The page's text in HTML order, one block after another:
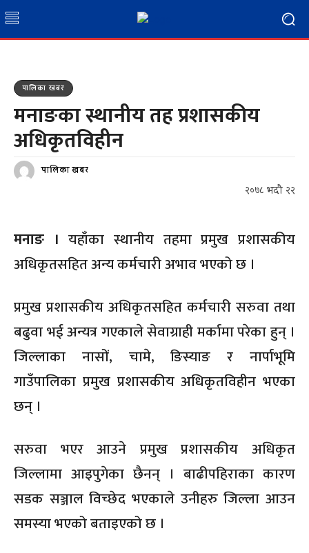
पालिका खबर
मनाङका स्थानीय तह प्रशासकीय
अधिकृतविहीन
पालिका खबर
२०७८ भदौ २२
मनाङ । यहाँका स्थानीय तहमा प्रमुख प्रशासकीय
अधिकृतसहित अन्य कर्मचारी अभाव भएको छ ।
प्रमुख प्रशासकीय अधिकृतसहित कर्मचारी सरुवा तथा
बढुवा भई अन्यत्र गएकाले सेवाग्राही मर्कामा परेका हुन् ।
जिल्लाका नासों, चामे, ङिस्याङ र नार्पाभूमि
गाउँपालिका प्रमुख प्रशासकीय अधिकृतविहीन भएका
छन् ।
सरुवा भएर आउने प्रमुख प्रशासकीय अधिकृत
जिल्लामा आइपुगेका छैनन् । बाढीपहिराका कारण
सडक सञ्जाल विच्छेद भएकाले उनीहरु जिल्ला आउन
समस्या भएको बताइएको छ ।